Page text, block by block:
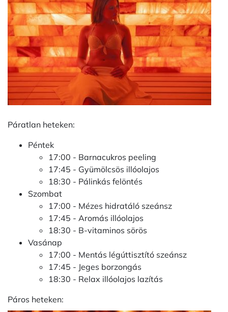
Páratlan heteken:
Péntek
17:00 - Barnacukros peeling
17:45 - Gyümölcsös illóolajos
18:30 - Pálinkás felöntés
Szombat
17:00 - Mézes hidratáló szeánsz
17:45 - Aromás illóolajos
18:30 - B-vitaminos sörös
Vasánap
17:00 - Mentás légúttisztító szeánsz
17:45 - Jeges borzongás
18:30 - Relax illóolajos lazítás
Páros heteken: